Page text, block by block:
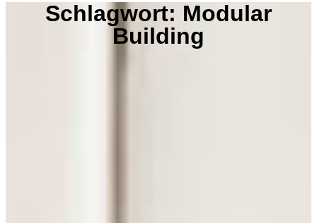
Schlagwort: Modular
Building